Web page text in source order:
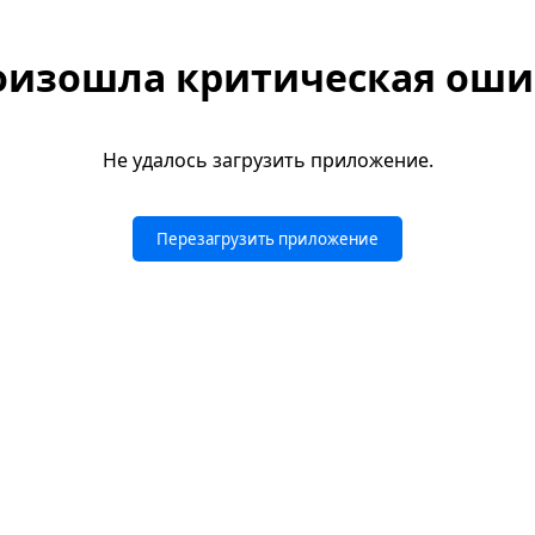
критическая
Не удалось загрузить приложение.
Перезагрузить приложение